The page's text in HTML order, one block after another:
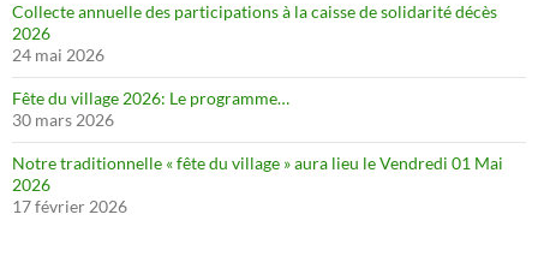
Collecte annuelle des participations à la caisse de solidarité décès
2026
24 mai 2026
Fête du village 2026: Le programme…
30 mars 2026
Notre traditionnelle « fête du village » aura lieu le Vendredi 01 Mai
2026
17 février 2026